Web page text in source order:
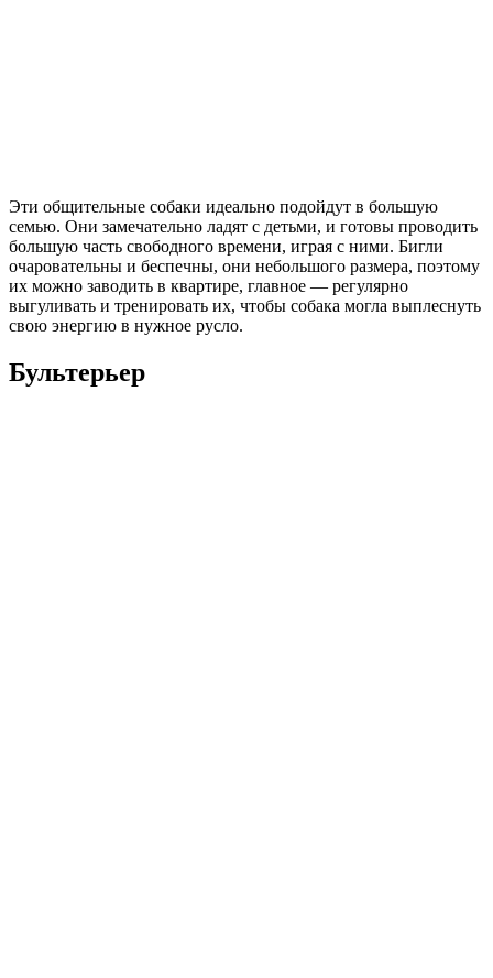
Эти общительные собаки идеально подойдут в большую
семью. Они замечательно ладят с детьми, и готовы проводить
большую часть свободного времени, играя с ними. Бигли
очаровательны и беспечны, они небольшого размера, поэтому
их можно заводить в квартире, главное — регулярно
выгуливать и тренировать их, чтобы собака могла выплеснуть
свою энергию в нужное русло.
Бультерьер